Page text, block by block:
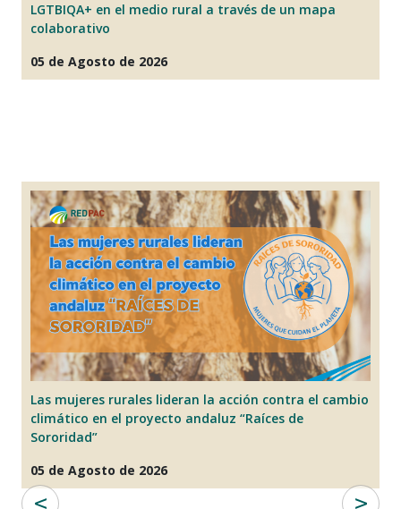
LGTBIQA+ en el medio rural a través de un mapa
colaborativo
05 de Agosto de 2026
Las mujeres rurales lideran la acción contra el cambio
climático en el proyecto andaluz “Raíces de
Sororidad”
05 de Agosto de 2026